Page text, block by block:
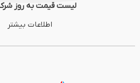
لیست قیمت به روز
اطلاعات بیشتر